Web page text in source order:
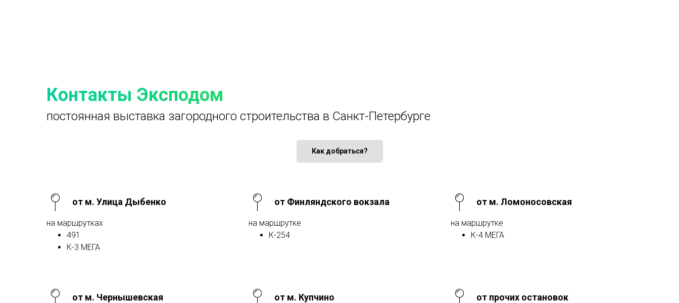
Контакты Эксподом
постоянная выставка загородного строительства в Санкт-Петербурге
Как добраться?
от м. Улица Дыбенко
на маршрутках
491
К-3 МЕГА
от Финляндского вокзала
на маршрутке
К-254
от м. Ломоносовская
на маршрутке
К-4 МЕГА
от м. Чернышевская от м. Купчино от прочих остановок